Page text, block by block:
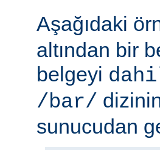
Aşağıdaki
altından bir
belgeyi
/bar/
sunucudan